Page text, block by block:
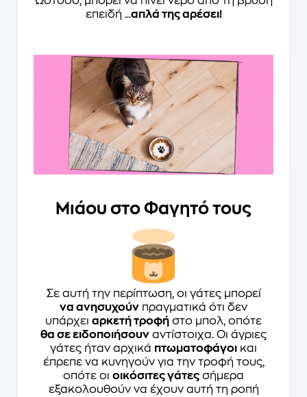
επειδή ...απλά της αρέσει!
Μιάου στο Φαγητό τους
Σε αυτή την περίπτωση, οι γάτες μπορεί
να ανησυχούν πραγματικά ότι δεν
υπάρχει αρκετή τροφή στο μπολ, οπότε
θα σε ειδοποιήσουν αντίστοιχα. Οι άγριες
γάτες ήταν αρχικά πτωματοφάγοι και
έπρεπε να κυνηγούν για την τροφή τους,
οπότε οι οικόσιτες γάτες σήμερα
εξακολουθούν να έχουν αυτή τη ροπή